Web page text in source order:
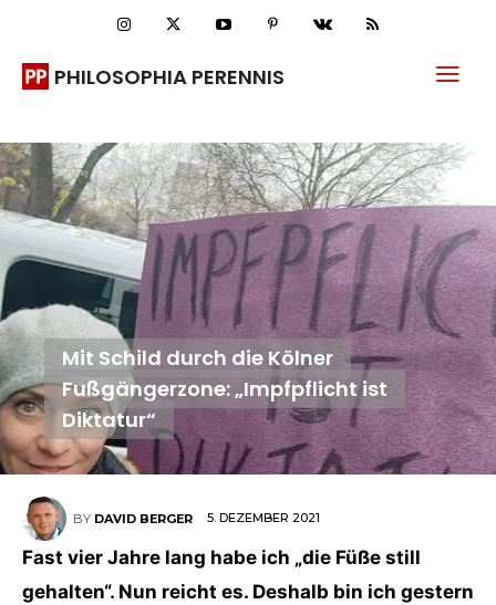
PHILOSOPHIA PERENNIS
Mit Schild durch die Kölner
Fußgängerzone: „Impfpflicht ist
Diktatur“
BY DAVID BERGER 5. DEZEMBER 2021
Fast vier Jahre lang habe ich „die Füße still
gehalten“. Nun reicht es. Deshalb bin ich gestern